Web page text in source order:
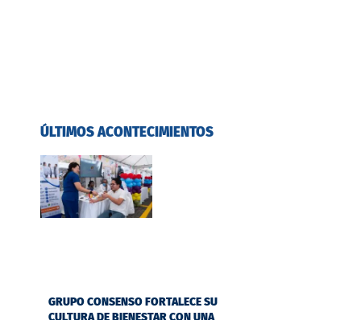
ÚLTIMOS ACONTECIMIENTOS
GRUPO CONSENSO FORTALECE SU
CULTURA DE BIENESTAR CON UNA